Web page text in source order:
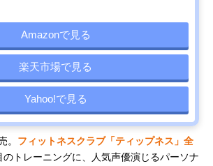
Amazonで見る
楽天市場で見る
Yahoo!で見る
。 フィットネスクラブ「ティップネス」全
のトレーニングに、人気声優演じるパーソナ